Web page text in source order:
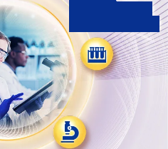
*
項專利
嬰幼兒配方技術
項專利
嬰幼兒配方技術